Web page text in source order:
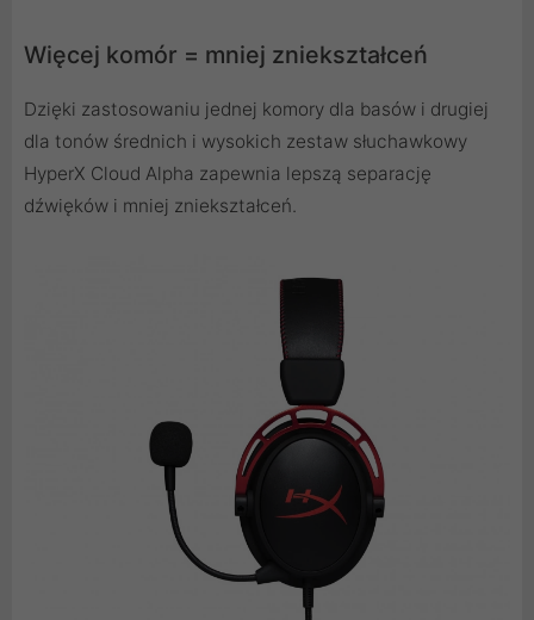
Więcej komór = mniej zniekształceń
Dzięki zastosowaniu jednej komory dla basów i drugiej
dla tonów średnich i wysokich zestaw słuchawkowy
HyperX Cloud Alpha zapewnia lepszą separację
dźwięków i mniej zniekształceń.